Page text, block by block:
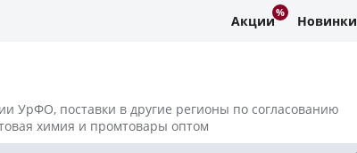
Акции Новинки
УрФО, поставки в другие регионы по согласованию
химия и промтовары оптом